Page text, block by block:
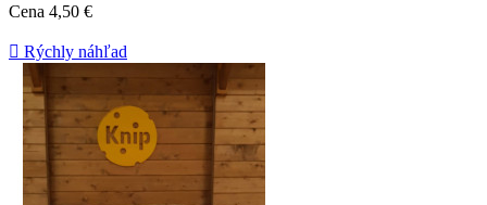
Cena 4,50 €
 Rýchly náhľad